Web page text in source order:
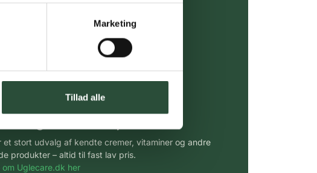
Marketing
Tillad alle
via GLS, og DAO
priser*
udvalg af kendte produkter
et stort udvalg af kendte cremer, vitaminer og andre
produkter – altid til fast lav pris.
Uglecare.dk her